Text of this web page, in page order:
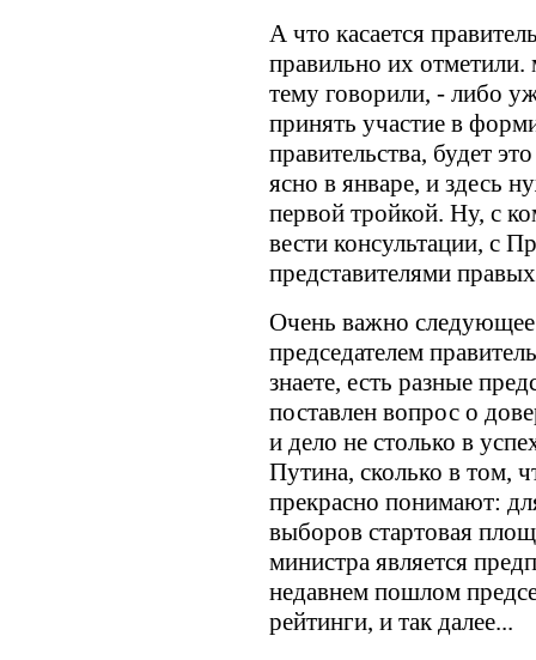
А что касается
правильно их
тему говорили, - либо
принять участие в
правительства, будет
ясно в январе, и здесь
первой тройкой. Ну, с
вести консультации, с
представителями
Очень важно
председателем
знаете, есть разные
поставлен вопрос о
и дело не столько в
Путина, сколько в том,
прекрасно понимают:
выборов стартовая
министра является
недавнем пошлом
рейтинги, и так далее...